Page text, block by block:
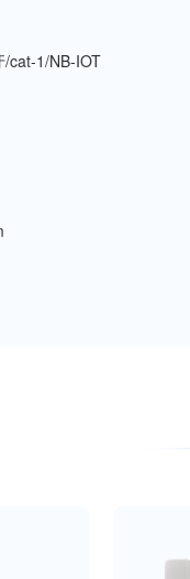
/cat-1/NB-IOT